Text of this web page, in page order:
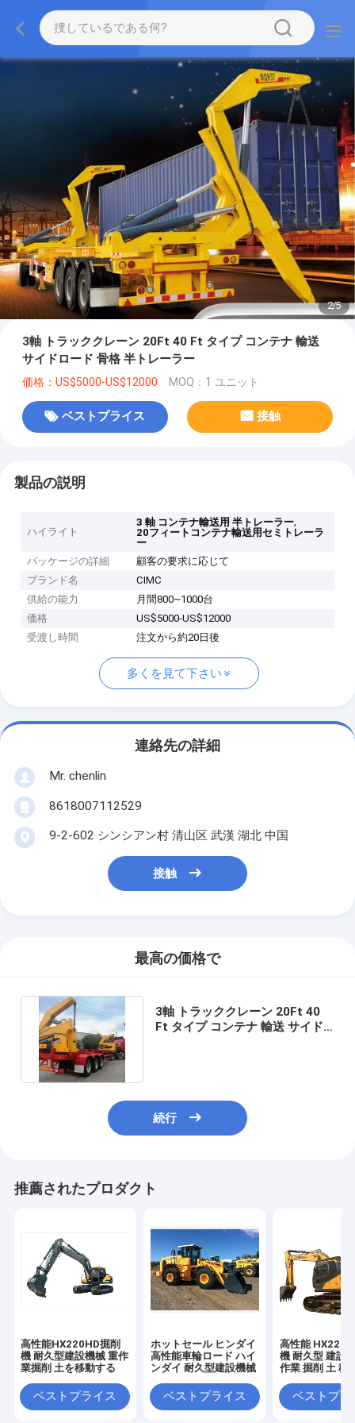
2/5
3軸 トラッククレーン 20Ft 40 Ft タイプ コンテナ 輸送
サイドロード 骨格 半トレーラー
価格：US$5000-US$12000 MOQ：1 ユニット
ベストプライス 接触
製品の説明
ハイライト
3 軸 コンテナ輸送用 半トレーラー,
20フィートコンテナ輸送用セミトレーラ
ー
パッケージの詳細
顧客の要求に応じて
ブランド名
CIMC
供給の能力
月間800~1000台
価格
US$5000-US$12000
受渡し時間
注文から約20日後
多くを見て下さい
連絡先の詳細
Mr. chenlin
8618007112529
9-2-602 シンシアン村 清山区 武漢 湖北 中国
接触
最高の価格で
3軸 トラッククレーン 20Ft 40
Ft タイプ コンテナ 輸送 サイド
続行
推薦されたプロダクト
高性能HX220HD掘削
機 耐久型建設機械 重作
業掘削 土を移動する
ベストプライス
ホットセール ヒンダイ
高性能車輪ロード ハイ
ンダイ 耐久型建設機械
ベストプライス
高性能
機 耐久型 建設
作業 掘削 土 移
ベストプラ